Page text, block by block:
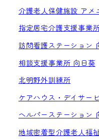
介護老人保健施設 アメ
指定居宅介護支援事業
訪問看護ステーション
相談支援事業所 向日葵
北明野外訓練所
ケアハウス・デイサー
ヘルパーステーション
地域密着型介護老人福